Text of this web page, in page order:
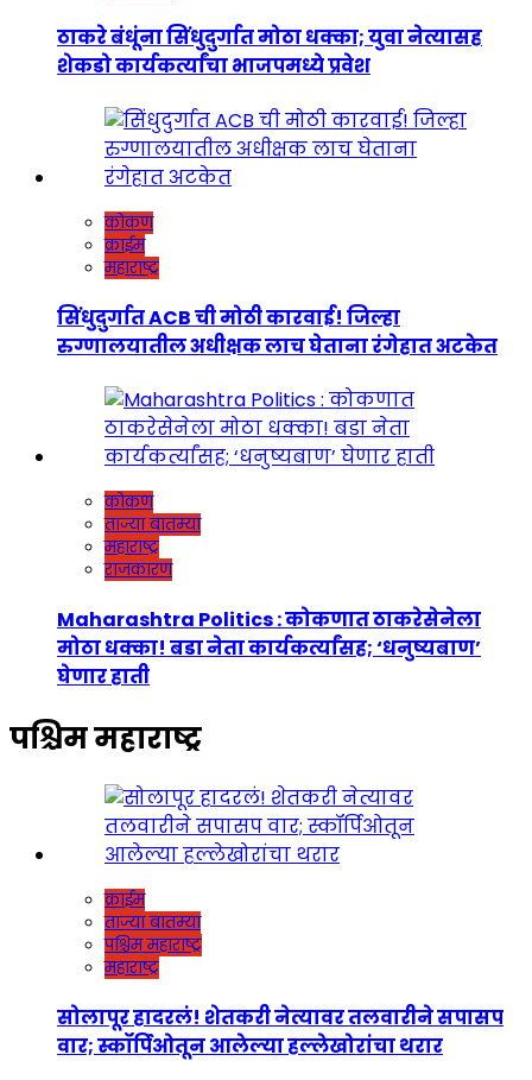
ठाकरे बंधूंना सिंधुदुर्गात मोठा धक्का; युवा नेत्यासह
शेकडो कार्यकर्त्यांचा भाजपमध्ये प्रवेश
कोकण
क्राईम
महाराष्ट्र
सिंधुदुर्गात ACB ची मोठी कारवाई! जिल्हा
रुग्णालयातील अधीक्षक लाच घेताना रंगेहात अटकेत
कोकण
ताज्या बातम्या
महाराष्ट्र
राजकारण
Maharashtra Politics : कोकणात ठाकरेसेनेला
मोठा धक्का! बडा नेता कार्यकर्त्यांसह; ‘धनुष्यबाण’
घेणार हाती
पश्चिम महाराष्ट्र
क्राईम
ताज्या बातम्या
पश्चिम महाराष्ट्र
महाराष्ट्र
सोलापूर हादरलं! शेतकरी नेत्यावर तलवारीने सपासप
वार; स्कॉर्पिओतून आलेल्या हल्लेखोरांचा थरार